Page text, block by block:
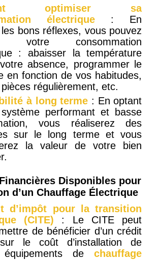
optimiser sa
électrique: En
bons réflexes, vous pouvez
votre consommation
: abaisser la température
absence, programmer le
en fonction de vos habitudes,
régulièrement, etc.
à long terme : En optant
performant et basse
vous réaliserez des
sur le long terme et vous
la valeur de votre bien
Disponibles pour
d’un Chauffage Électrique
d’impôt pour la transition
(CITE) : Le CITE peut
de bénéficier d’un crédit
le coût d’installation de
équipements dechauffage